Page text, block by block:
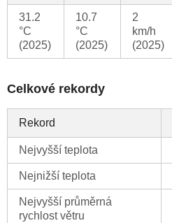
31.2
°C
(2025)
10.7
°C
(2025)
2
km/h
(2025)
Celkové rekordy
Rekord
Nejvyšší teplota
Nejnižší teplota
Nejvyšší průměrná
rychlost větru